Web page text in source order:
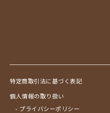
特定商取引法に基づく表記
個人情報の取り扱い
- プライバシーポリシー